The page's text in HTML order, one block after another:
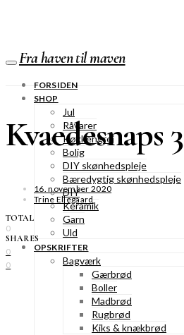
Fra haven til maven
FORSIDEN
SHOP
Jul
Råvarer
Køkkengrej
Bolig
DIY skønhedspleje
Bæredygtig skønhedspleje
DIY
Keramik
Garn
Uld
OPSKRIFTER
Bagværk
Gærbrød
Boller
Madbrød
Rugbrød
Kiks & knækbrød
Kvaedesnaps 3
16. november 2020
Trine Ellegaard
TOTAL
0
SHARES
0
0